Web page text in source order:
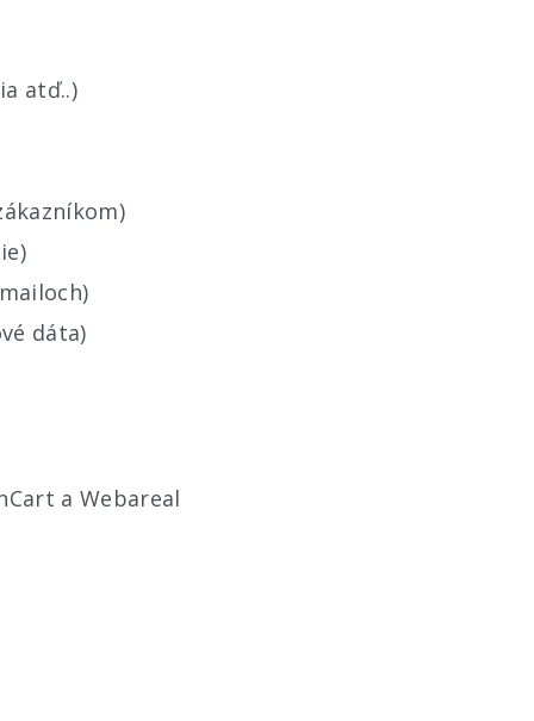
atď..)
dáta)
a Webareal